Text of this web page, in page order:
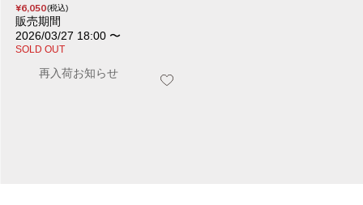
¥6,050 税込
販売期間
2026/03/27 18:00 〜
SOLD OUT
再入荷お知らせ